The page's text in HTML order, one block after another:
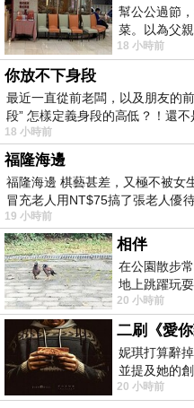
幫公公過節
菜。以為父
己想多了。
18 小時前
你放不下身段
最近一直從前老闆，以及朋友的
段” 怎樣定義身段的高低？！還
18 小時前
福隆海邊
福隆海邊 棋藝甚差，又極不被女
冒充老人用NT$75搞了張老人優
19 小時前
相伴
在公園散步
地上跳躍玩
上，它們身
20 小時前
妮琪打算辭
並提及她的
事，妮琪回
20 小時前